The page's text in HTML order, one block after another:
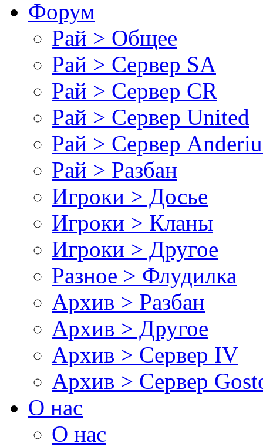
Форум
Рай > Общее
Рай > Сервер SA
Рай > Сервер CR
Рай > Сервер United
Рай > Сервер
Рай > Разбан
Игроки > Досье
Игроки > Кланы
Игроки > Другое
Разное > Флудилка
Архив > Разбан
Архив > Другое
Архив > Сервер IV
Архив > Сервер
О нас
О нас